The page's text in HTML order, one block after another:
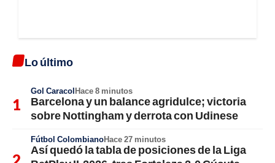
Lo último
Gol CaracolHace 8 minutos
Barcelona y un balance agridulce; victoria
sobre Nottingham y derrota con Udinese
Fútbol ColombianoHace 27 minutos
Así quedó la tabla de posiciones de la Liga